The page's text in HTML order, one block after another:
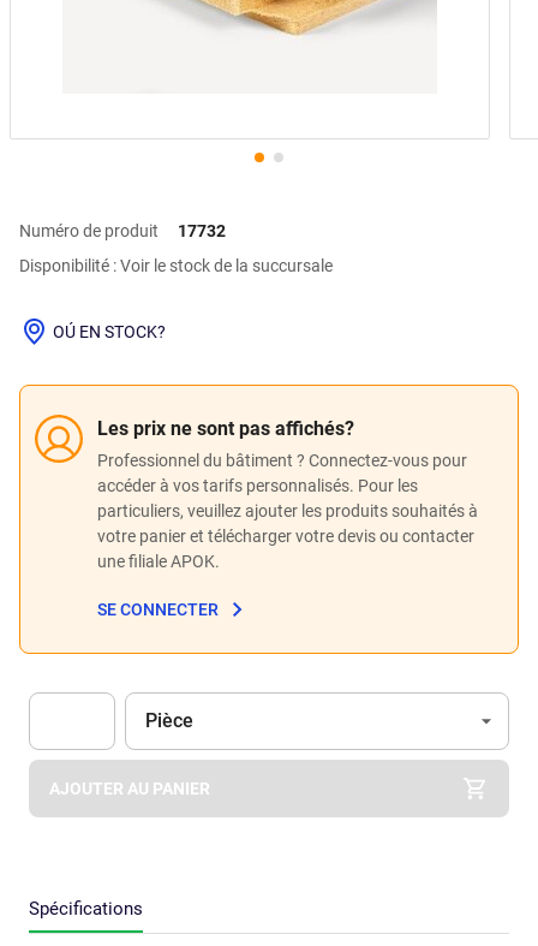
Numéro de produit
17732
Disponibilité : Voir le stock de la succursale
Les prix ne sont pas affichés?
Professionnel du bâtiment ? Connectez-vous pour
accéder à vos tarifs personnalisés. Pour les
particuliers, veuillez ajouter les produits souhaités à
votre panier et télécharger votre devis ou contacter
une filiale APOK.
SE CONNECTER
OÚ EN STOCK?
Apok.Product.Detail.AddToCart.Quantity (Optionnel)
Unité
Pièce
AJOUTER AU PANIER
Spécifications